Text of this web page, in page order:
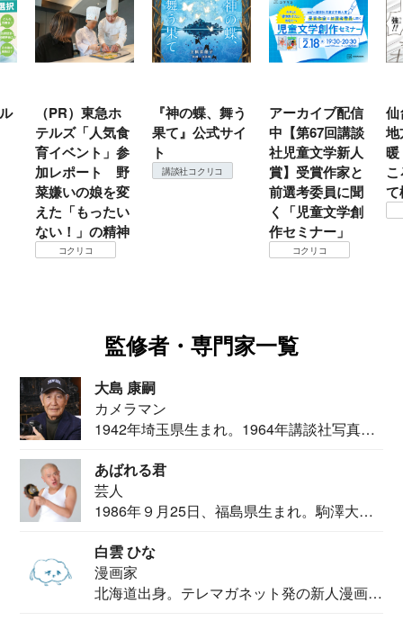
（PR）東急ホ
テルズ「人気食
育イベント」参
加レポート 野
菜嫌いの娘を変
えた「もったい
ない！」の精神
コクリコ
『神の蝶、舞う
果て』公式サイ
ト
講談社コクリコ
アーカイブ配信
中【第67回講談
社児童文学新人
賞】受賞作家と
前選考委員に聞
く「児童文学創
作セミナー」
コクリコ
仙
地
て
監修者・専門家一覧
大島 康嗣
カメラマン
1942年埼玉県生まれ。1964年講談社写真部
あばれる君
芸人
1986年９月25日、福島県生まれ。駒澤大学
白雲 ひな
漫画家
北海道出身。テレマガネット発の新人漫画